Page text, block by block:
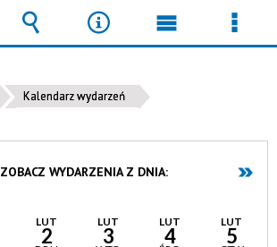
Kalendarz wydarzeń
ZOBACZ WYDARZENIA Z DNIA:
LUT
2
LUT
3
LUT
4
LUT
5
Wyszukiwarka
Narzędzia
Menu